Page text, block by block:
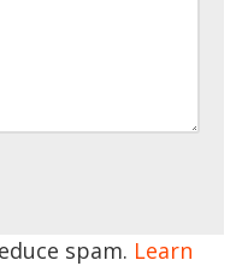
spam. Learn